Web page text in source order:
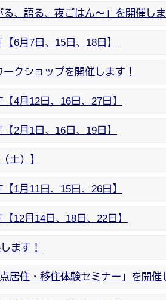
、語る、夜ごはん〜」を開催しま
6月7日、15日、18日】
クショップを開催します！
4月12日、16日、27日】
2月1日、16日、19日】
土）】
1月11日、15日、26日】
12月14日、18日、22日】
ます！
住・移住体験セミナー」を開催